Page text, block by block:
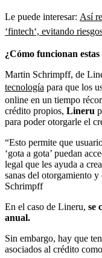
Le puede interesar: Así
‘fintech‘, evitando
¿Cómo funcionan
Martin Schrimpff, de
tecnología para que los
online en un tiempo
crédito propios, Lineru
para poder otorgarle el
“Esto permite que
‘gota a gota’ puedan
legal que les ayuda a
sanas del otorgamiento
Schrimpff
En el caso de Lineru, se
anual.
Sin embargo, hay que
asociados al crédito